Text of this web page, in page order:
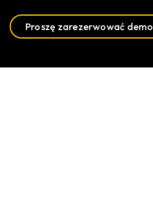
Proszę zarezerwować demo